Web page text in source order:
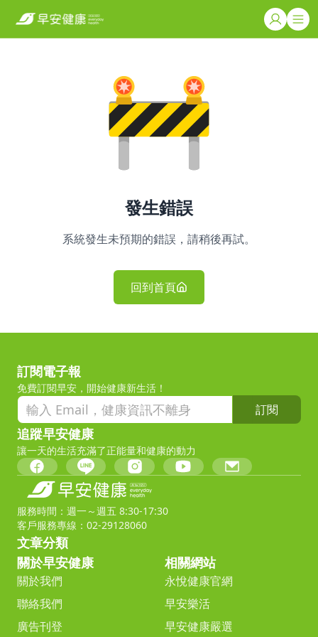
發生錯誤
系統發生未預期的錯誤，請稍後再試。
回到首頁
訂閱電子報
免費訂閱早安，開始健康新生活！
訂閱
追蹤早安健康
讓一天的生活充滿了正能量和健康的動力
服務時間：週一～週五 8:30-17:30
客戶服務專線：02-29128060
文章分類
關於早安健康
關於我們
聯絡我們
廣告刊登
相關網站
永悅健康官網
早安樂活
早安健康嚴選